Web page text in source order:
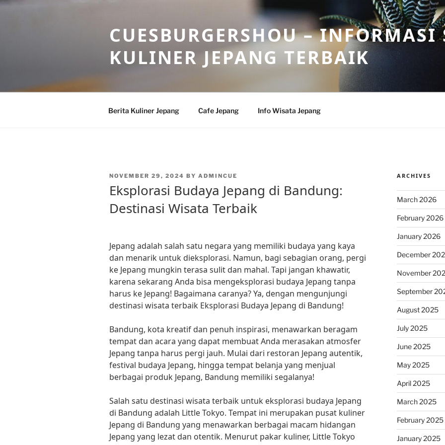
Skip
CUESBURGERSHOU – INFORMASI
KULINER JEPANG TERBAIK
Berita Kuliner Jepang Cafe Jepang Info Wisata Jepang
POSTED
NOVEMBER 29, 2024 BY ADMINCUE
Eksplorasi Budaya Jepang di Bandung:
Destinasi Wisata Terbaik
Jepang adalah salah satu negara yang memiliki budaya yang kaya
dan menarik untuk dieksplorasi. Namun, bagi sebagian orang, pergi
ke Jepang mungkin terasa sulit dan mahal. Tapi jangan khawatir,
karena sekarang Anda bisa mengeksplorasi budaya Jepang tanpa
harus ke Jepang! Bagaimana caranya? Ya, dengan mengunjungi
destinasi wisata terbaik Eksplorasi Budaya Jepang di Bandung!
Bandung, kota kreatif dan penuh inspirasi, menawarkan beragam
tempat dan acara yang dapat membuat Anda merasakan atmosfer
Jepang tanpa harus pergi jauh. Mulai dari restoran Jepang autentik,
festival budaya Jepang, hingga tempat belanja yang menjual
berbagai produk Jepang, Bandung memiliki segalanya!
Salah satu destinasi wisata terbaik untuk eksplorasi budaya Jepang
di Bandung adalah Little Tokyo. Tempat ini merupakan pusat kuliner
Jepang di Bandung yang menawarkan berbagai macam hidangan
Jepang yang lezat dan otentik. Menurut pakar kuliner, Little Tokyo
ARCHIVES
March 2026
February 2026
January 2026
December
November
September
August 2025
July 2025
June 2025
May 2025
April 2025
March 2025
February 2025
January 2025